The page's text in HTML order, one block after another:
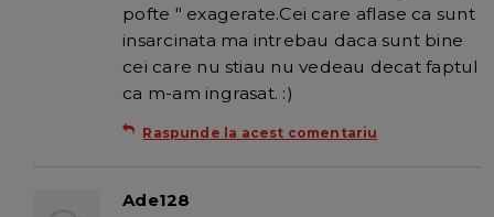
pofte " exagerate.Cei care aflase ca sunt
insarcinata ma intrebau daca sunt bine
cei care nu stiau nu vedeau decat faptul
ca m-am ingrasat. :)
Raspunde la acest comentariu
Ade128